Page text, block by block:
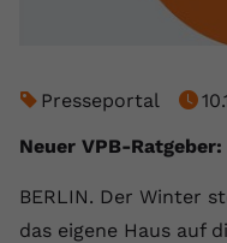
Presseportal
Neuer VPB-
BERLIN. Der Winter
das eigene Haus auf